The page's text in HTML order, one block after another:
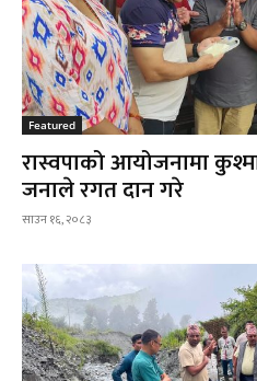
Featured
रास्वपाको आयोजनामा
जनाले रगत दान गरे
साउन १६, २०८३